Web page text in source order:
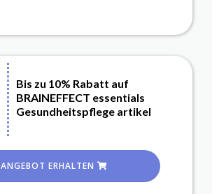
Bis zu 10% Rabatt auf
BRAINEFFECT essentials
Gesundheitspflege artikel
ANGEBOT ERHALTEN